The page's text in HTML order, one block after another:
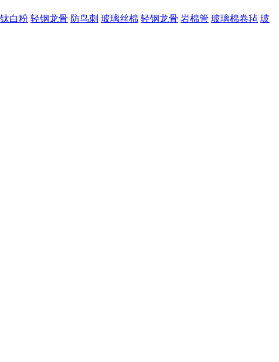
钛白粉 轻钢龙骨 防鸟刺 玻璃丝棉 轻钢龙骨 岩棉管 玻璃棉卷毡 玻